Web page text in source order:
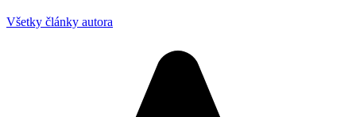
Všetky články autora